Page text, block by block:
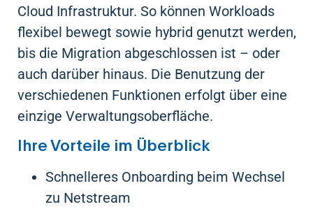
Cloud Infrastruktur. So können Workloads
flexibel bewegt sowie hybrid genutzt werden,
bis die Migration abgeschlossen ist – oder
auch darüber hinaus. Die Benutzung der
verschiedenen Funktionen erfolgt über eine
einzige Verwaltungsoberfläche.
Ihre Vorteile im Überblick
Schnelleres Onboarding beim Wechsel
zu Netstream